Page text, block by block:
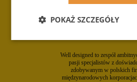
Well designed,
Well designed to zespół
pasji specjalistów z
zdobywanym w polskich
międzynarodowych
POKAŻ SZCZEGÓŁY